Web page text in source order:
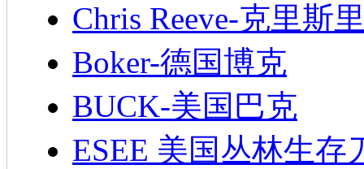
Chris Reeve-克里斯
Boker-德国博克
BUCK-美国巴克
ESEE 美国丛林生存